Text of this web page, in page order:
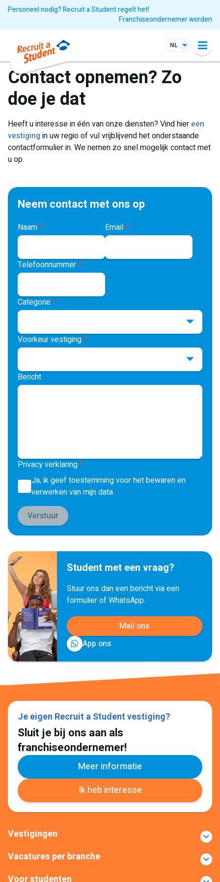
Personeel nodig? Recruit a Student regelt het!
Franchiseondernemer worden
NL
Contact opnemen? Zo
doe je dat
Heeft u interesse in één van onze diensten? Vind hier een
vestiging in uw regio of vul vrijblijvend het onderstaande
contactformulier in. Wenemen zo snel mogelijk contact met
u op.
Neem contact met ons op
Naam* Email*
Telefoonnummer*
Categorie*
Voorkeur vestiging*
Bericht
Privacy verklaring*
Ja, ik geef toestemming voor het bewaren en
verwerken van mijn data
Student met een vraag?
Stuur ons dan een bericht via een
formulier of WhatsApp.
Mail ons
App ons
Je eigen Recruit a Student vestiging?
Sluit je bij ons aan als
franchiseondernemer!
Meer informatie
Ik heb interesse
Vestigingen
Vacatures per branche
Voor studenten